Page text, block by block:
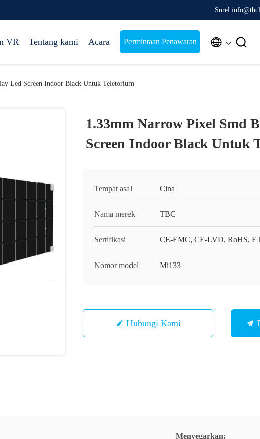
Surel
VR Tentang kami Acara Permintaan Penawaran  
Led Screen Indoor Black Untuk Teletorium
1.33mm Narrow Pixel Smd
Screen Indoor Black Untuk
Tempat asal Cina
Nama merek TBC
Sertifikasi CE-EMC, CE-LVD, RoHS,
Nomor model Mi133
Hubungi Kami
Menyegarkan: